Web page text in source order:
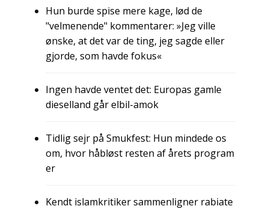
Hun burde spise mere kage, lød de
"velmenende" kommentarer: »Jeg ville
ønske, at det var de ting, jeg sagde eller
gjorde, som havde fokus«
Ingen havde ventet det: Europas gamle
dieselland går elbil-amok
Tidlig sejr på Smukfest: Hun mindede os
om, hvor håbløst resten af årets program
er
Kendt islamkritiker sammenligner rabiate